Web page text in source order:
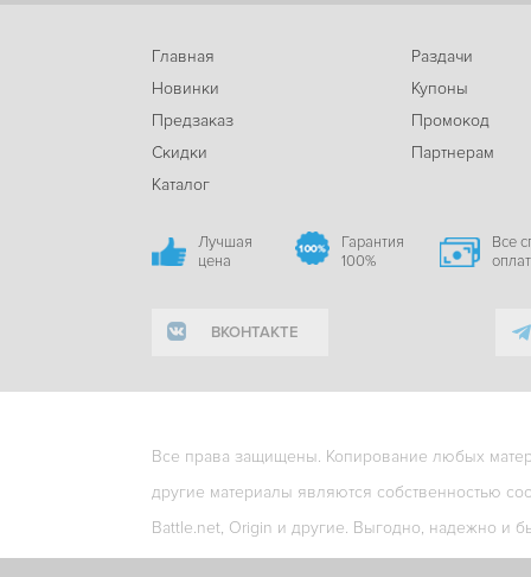
Главная
Новинки
Предзаказ
Скидки
Каталог
Раздачи
Купоны
Промокод
Партнерам
Лучшая
цена
Гарантия
100%
Все
ВКОНТАКТЕ
Все права защищены. Копирование любых
другие материалы являются собственностью
Battle.net, Origin и другие. Выгодно, надежно и